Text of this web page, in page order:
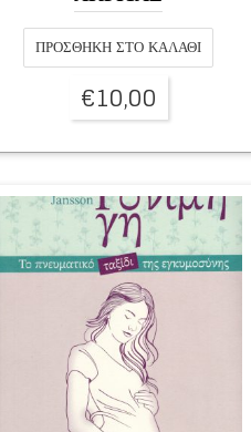
ΠΡΟΣΘΉΚΗ ΣΤΟ ΚΑΛΆΘΙ
€10,00